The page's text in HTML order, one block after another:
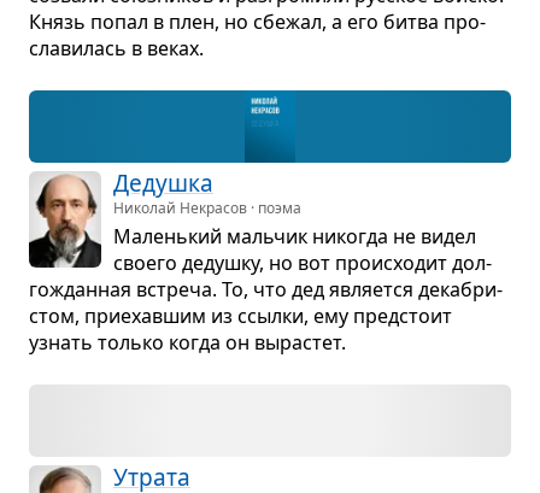
Князь попал в плен, но сбе­жал, а его битва про­
сла­ви­лась в веках.
Дедушка
Николай Некрасов · поэма
Малень­кий маль­чик нико­гда не видел
сво­его дедушку, но вот про­ис­хо­дит дол­
го­ждан­ная встреча. То, что дед явля­ется дека­бри­
стом, при­е­хав­шим из ссылки, ему пред­стоит
узнать только когда он выра­стет.
Утрата